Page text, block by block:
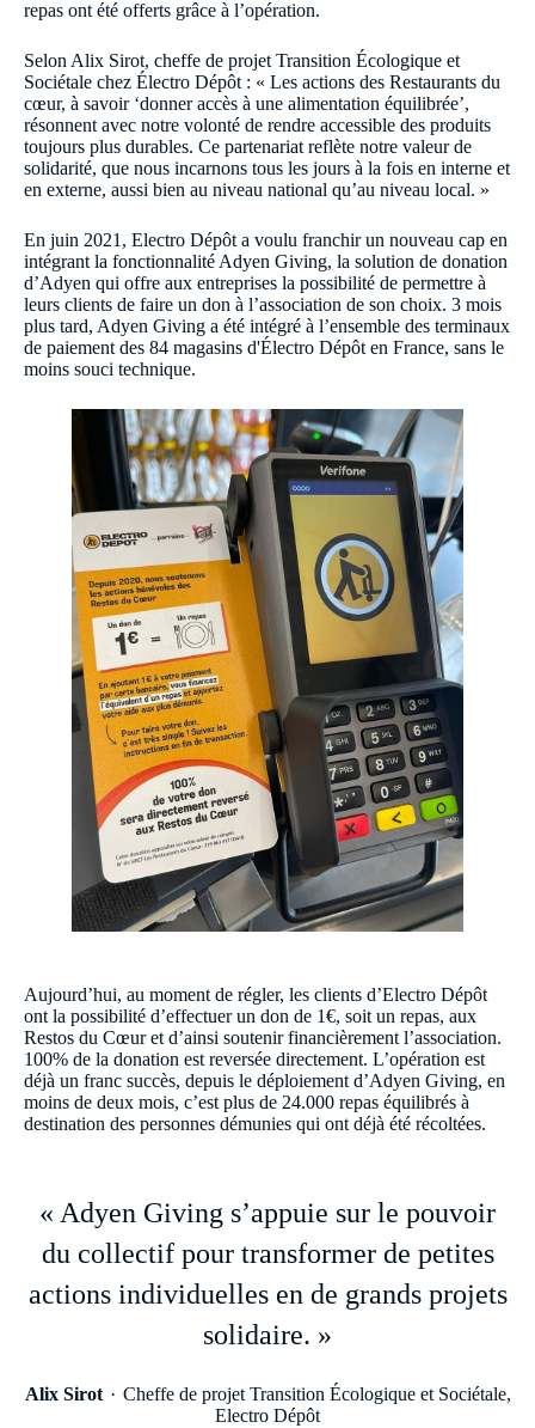
repas ont été offerts grâce à l’opération.
Selon Alix Sirot, cheffe de projet Transition Écologique et
Sociétale chez Électro Dépôt : « Les actions des Restaurants du
cœur, à savoir ‘donner accès à une alimentation équilibrée’,
résonnent avec notre volonté de rendre accessible des produits
toujours plus durables. Ce partenariat reflète notre valeur de
solidarité, que nous incarnons tous les jours à la fois en interne et
en externe, aussi bien au niveau national qu’au niveau local. »
En juin 2021, Electro Dépôt a voulu franchir un nouveau cap en
intégrant la fonctionnalité Adyen Giving, la solution de donation
d’Adyen qui offre aux entreprises la possibilité de permettre à
leurs clients de faire un don à l’association de son choix. 3 mois
plus tard, Adyen Giving a été intégré à l’ensemble des terminaux
de paiement des 84 magasins d'Électro Dépôt en France, sans le
moins souci technique.
Aujourd’hui, au moment de régler, les clients d’Electro Dépôt
ont la possibilité d’effectuer un don de 1€, soit un repas, aux
Restos du Cœur et d’ainsi soutenir financièrement l’association.
100% de la donation est reversée directement. L’opération est
déjà un franc succès, depuis le déploiement d’Adyen Giving, en
moins de deux mois, c’est plus de 24.000 repas équilibrés à
destination des personnes démunies qui ont déjà été récoltées.
« Adyen Giving s’appuie sur le pouvoir
du collectif pour transformer de petites
actions individuelles en de grands projets
solidaire. »
Alix Sirot
Cheffe de projet Transition Écologique et Sociétale,
Electro Dépôt